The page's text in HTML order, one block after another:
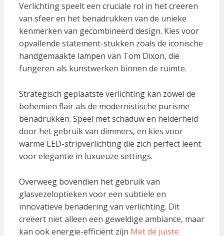
Verlichting speelt een cruciale rol in het creëren
van sfeer en het benadrukken van de unieke
kenmerken van gecombineerd design. Kies voor
opvallende statement-stukken zoals de iconische
handgemaakte lampen van Tom Dixon, die
fungeren als kunstwerken binnen de ruimte.
Strategisch geplaatste verlichting kan zowel de
bohemien flair als de modernistische purisme
benadrukken. Speel met schaduw en helderheid
door het gebruik van dimmers, en kies voor
warme LED-stripverlichting die zich perfect leent
voor elegantie in luxueuze settings.
Overweeg bovendien het gebruik van
glasvezeloptieken voor een subtiele en
innovatieve benadering van verlichting. Dit
creëert niet alleen een geweldige ambiance, maar
kan ook energie-efficiënt zijn Met de juiste